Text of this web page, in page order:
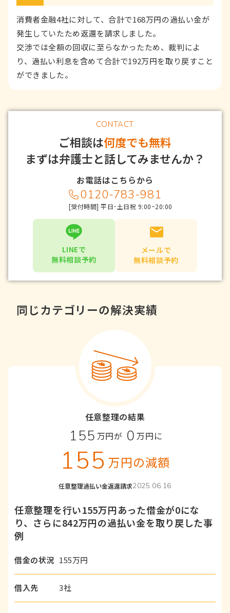
消費者金融4社に対して、合計で168万円の過払い金が
発生していたため返還を請求しました。
交渉では全額の回収に至らなかったため、裁判によ
り、過払い利息を含めて合計で192万円を取り戻すこと
ができました。
CONTACT
ご相談は何度でも無料
まずは弁護士と話してみませんか？
お電話はこちらから
0120-783-981
[受付時間] 平日･土日祝 9:00~20:00
LINEで
無料相談予約
メールで
無料相談予約
同じカテゴリーの解決実績
任意整理過払い金返還請求2025.06.16
任意整理を行い155万円あった借金が0にな
り、さらに842万円の過払い金を取り戻した事
例
借金の状況 155万円
借入先 3社
任意整理の結果
155 万円が 0 万円に
155 万円の減額